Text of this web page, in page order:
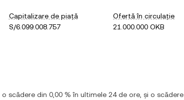
Capitalizare de piață
S/6.099.008.757
Ofertă în circulație
21.000.000 OKB
o scădere din 0,00 % în ultimele 24 de ore, și o scădere